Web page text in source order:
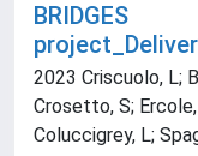
BRIDGES
2023 Criscuolo, L;
Crosetto, S; Ercole,
Coluccigrey, L;